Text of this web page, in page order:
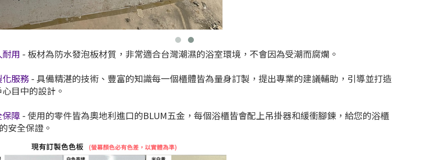
用 - 板材為防水發泡板材質，非常適合台灣潮濕的浴室環境，不會因為受潮而腐爛。
化服務- 具備精湛的技術、豐富的知識每一個櫃體皆為量身訂製，提出專業的建議輔助，引導並打造
目中的設計。
保障- 使用的零件皆為奧地利進口的BLUM五金，每個浴櫃皆會配上吊掛器和緩衝腳鍊，給您的浴櫃
安全保證。